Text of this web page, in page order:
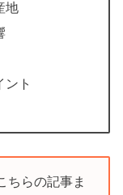
地
ント
ちらの記事ま